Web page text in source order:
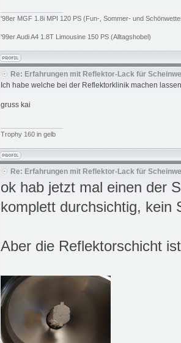
'98er MGF 1.8i MPI 120 PS (Fun-, Sommer- und
'99er Audi A4 1.8T Limousine 150 PS (Alltagshobel)
Re: Erfahrungen mit Reflektor-Lack für
Ich habe welche bei der Reflektorklinik machen
gruss kai
Trophy 160 in gelb
Re: Erfahrungen mit Reflektor-Lack für
ok hab jetzt mal einen der
komplett durchsichtig, kein
Aber die Reflektorschicht